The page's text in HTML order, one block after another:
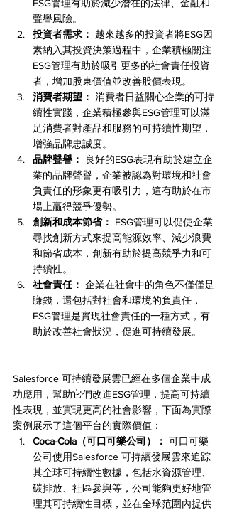
ESG管理有助於減少潛在的法律、金融和
聲譽風險。
投資者需求：
越來越多的投資者將ESG因
素納入其投資決策過程中，企業積極關注
ESG管理有助於吸引更多的社會責任投資
者，增加股東價值並改善股價表現。
消費者期望： 消費者日益關心企業的可持
續性實踐，企業積極參與ESG管理可以滿
足消費者對產品和服務的可持續性期望，
增強品牌忠誠度。
品牌聲譽：
良好的ESG表現有助於建立企
業的品牌聲譽，企業被認為對環境和社會
負責任的形象更有吸引力，這有助於在市
場上贏得競爭優勢。
創新和成本節省：
ESG管理可以促使企業
尋找創新方式來提高能源效率、減少浪費
和節省成本，創新有助於提高競爭力和可
持續性。
社會責任： 企業在社會中的角色不僅僅是
賺錢，還包括對社會和環境的負責任，
ESG管理是實現社會責任的一種方式，有
助於改善社會狀況，促進可持續發展。
Salesforce 可持續發展雲已經在多個企業中成
功應用，幫助它們改進ESG管理，提高可持續
性表現，並實現更高的社會影響，下面為實際
案例展示了這個平台的實際價值：
Coca-Cola（可口可樂公司）： 可口可樂
公司使用Salesforce 可持續發展雲來追踪
其全球可持續性數據，包括水資源管理、
碳排放、社區參與等，公司能夠更好地管
理其可持續性目標，並在全球范圍內提供